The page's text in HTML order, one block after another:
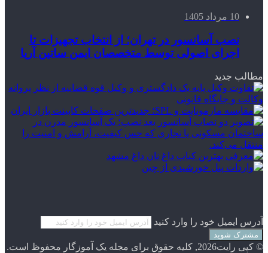
10 مرداد 1405
نصب آسانسور در تهران؛ از انتخاب تجهیزات تا
اجرای اصولی توسط متخصصان ایمن ساتین آریا
مطالب جدید
آدرس ایمیل خود را وارد کنید
© کپی رایت2026, کلیه حقوق برای مجله یک آموزگار محفوظ است.